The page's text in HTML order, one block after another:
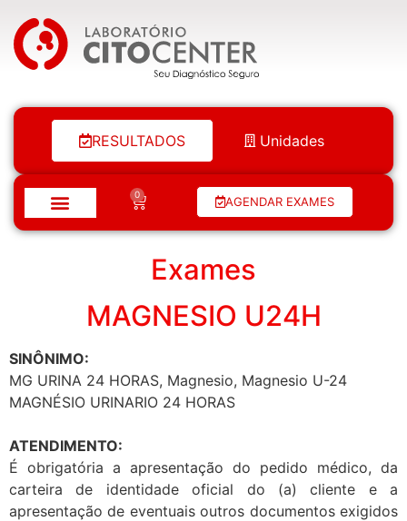
Laboratório Citocenter
RESULTADOS Unidades
0 AGENDAR EXAMES
Exames
MAGNESIO U24H
SINÔNIMO:
MG URINA 24 HORAS, Magnesio, Magnesio U-24
MAGNÉSIO URINARIO 24 HORAS
ATENDIMENTO:
É obrigatória a apresentação do pedido médico, da
carteira de identidade oficial do (a) cliente e a
apresentação de eventuais outros documentos exigidos